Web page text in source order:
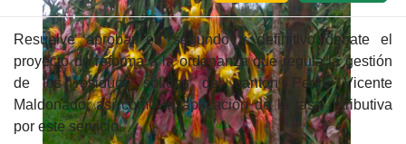
Resuelve aprobar en segundo y definitivo debate el
proyecto de reforma a la ordenanza que regula la gestión
de los residuos sólidos del cantón Pedro Vicente
Maldonado, así como la aplicación de la tasa retributiva
por este servicio.